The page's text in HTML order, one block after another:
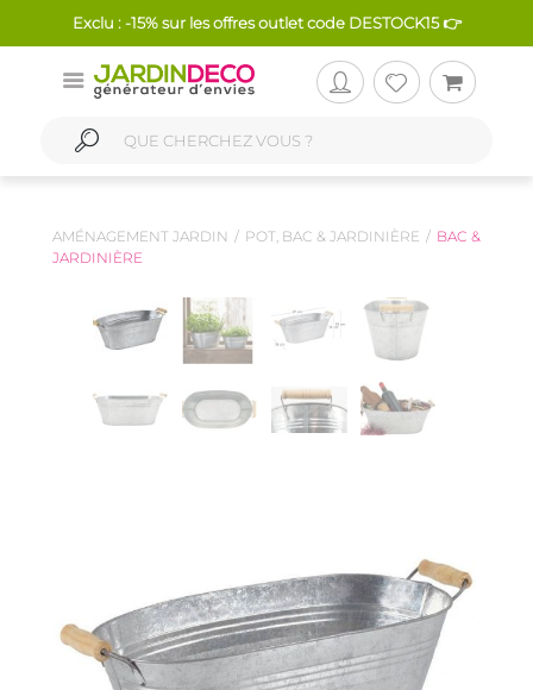
Exclu : -15% sur les offres outlet code DESTOCK15 👉
AMÉNAGEMENT JARDIN POT, BAC & JARDINIÈRE
BAC &
JARDINIÈRE